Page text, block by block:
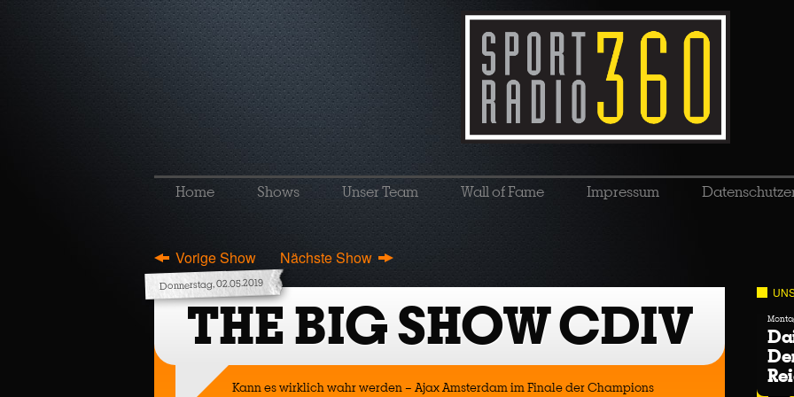
Home Shows Unser Team Wall of Fame Impressum
Vorige Show Nächste Show
Donnerstag, 02.05.2019
THE BIG SHOW CDIV
Kann es wirklich wahr werden – Ajax Amsterdam im Finale der Champions